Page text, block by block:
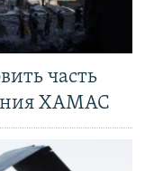
часть
ХАМАС